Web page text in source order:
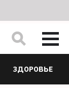
ЗДОРОВЬЕ